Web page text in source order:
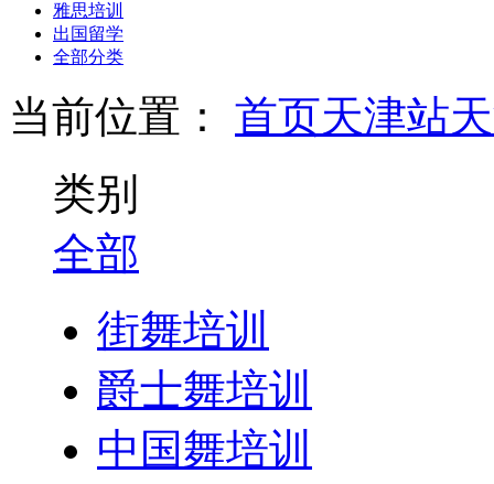
雅思培训
出国留学
全部分类
当前位置： 首页天津站
类别
全部
街舞培训
爵士舞培训
中国舞培训